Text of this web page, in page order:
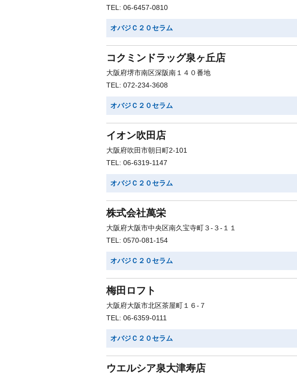
TEL: 06-6457-0810
オバジＣ２０セラム
コクミンドラッグ泉ヶ丘店
大阪府堺市南区深阪南１４０番地
TEL: 072-234-3608
オバジＣ２０セラム
イオン吹田店
大阪府吹田市朝日町2-101
TEL: 06-6319-1147
オバジＣ２０セラム
株式会社萬栄
大阪府大阪市中央区南久宝寺町３-３-１１
TEL: 0570-081-154
オバジＣ２０セラム
梅田ロフト
大阪府大阪市北区茶屋町１６-７
TEL: 06-6359-0111
オバジＣ２０セラム
ウエルシア泉大津寿店